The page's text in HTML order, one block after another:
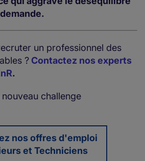
un professionnel des
? Contactez nos experts
.
challenge
nos offres d'emploi
et Techniciens